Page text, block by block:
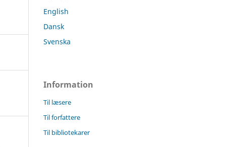
English
Dansk
Svenska
Information
Til læsere
Til forfattere
Til bibliotekarer